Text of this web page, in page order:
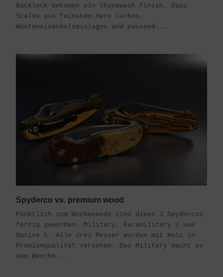
Backlock bekamen ein Stonewash Finish. Dazu
Scales aus feinstem Aero Carbon,
Wüsteneisenholzeinlagen und passend...
Spyderco vs. premium wood
Pünktlich zum Wochenende sind diese 3 Spydercos
fertig geworden. Military, Paramilitary 2 und
Native 5. Alle drei Messer wurden mit Holz in
Premiumqualität versehen. Das Military macht es
dem Benchm...